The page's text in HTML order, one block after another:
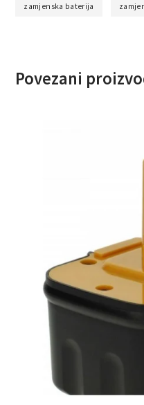
zamjenska baterija
Povezani